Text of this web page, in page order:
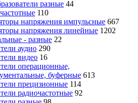
разные 44
110
напряжения импульсные 667
напряжения линейные 1202
- разные 22
аудио 290
видео 16
операционные,
буферные 613
прецизионные 114
радиочастотные 92